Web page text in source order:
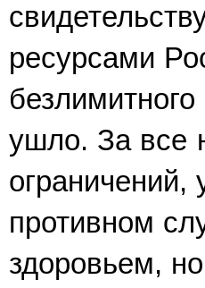
ресурсами
ушло. За все
ограничений,
противном
здоровьем,